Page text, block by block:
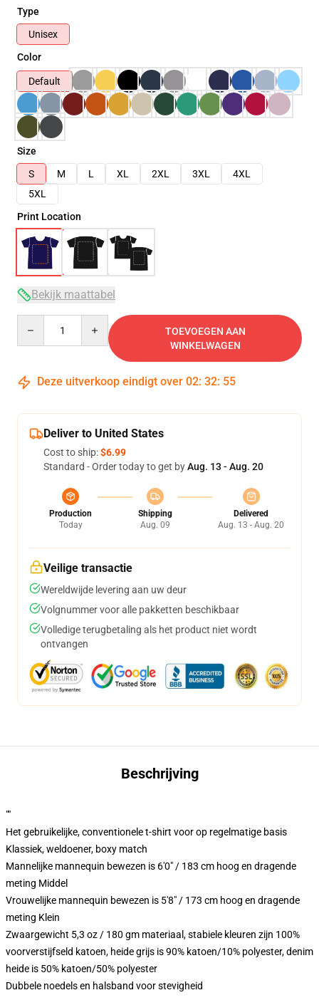
Type
Unisex
Color
Default
Size
S
M L XL 2XL 3XL
4XL
5XL
Print Location
Bekijk maattabel
TOEVOEGEN AAN
WINKELWAGEN
Deze uitverkoop eindigt over 02: 32: 54
Deliver to United States
Cost to ship:$6.99
Standard - Order today to get byAug. 13 - Aug. 20
Production
Today
Shipping
Aug. 09
Delivered
Aug. 13 - Aug. 20
Veilige transactie
Wereldwijde levering aan uw deur
Volgnummer voor alle pakketten beschikbaar
Volledige terugbetaling als het product niet wordt
ontvangen
Beschrijving
""
Het gebruikelijke, conventionele t-shirt voor op regelmatige basis
Klassiek, weldoener, boxy match
Mannelijke mannequin bewezen is 6'0" / 183 cm hoog en dragende
meting Middel
Vrouwelijke mannequin bewezen is 5'8" / 173 cm hoog en dragende
meting Klein
Zwaargewicht 5,3 oz / 180 gm materiaal, stabiele kleuren zijn 100%
voorverstijfseld katoen, heide grijs is 90% katoen/10% polyester, denim
heide is 50% katoen/50% polyester
Dubbele noedels en halsband voor stevigheid